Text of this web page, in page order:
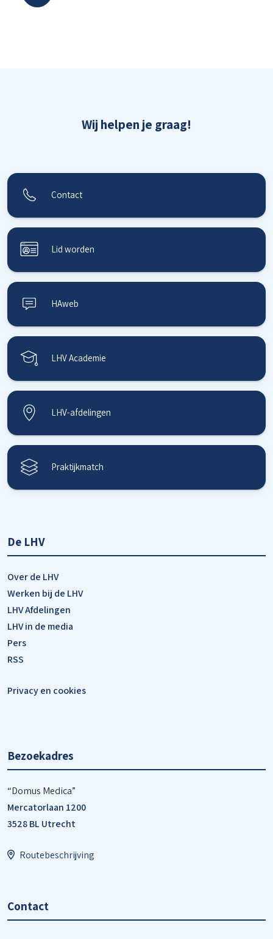
Wij helpen je graag!
Contact
Lid worden
HAweb
LHV Academie
LHV-afdelingen
Praktijkmatch
De LHV
Over de LHV
Werken bij de LHV
LHV Afdelingen
LHV in de media
Pers
RSS
Privacy en cookies
Bezoekadres
“Domus Medica”
Mercatorlaan 1200
3528 BL Utrecht
Routebeschrijving
Contact